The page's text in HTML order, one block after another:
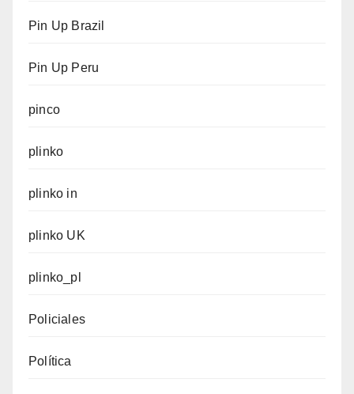
Pin Up Brazil
Pin Up Peru
pinco
plinko
plinko in
plinko UK
plinko_pl
Policiales
Política